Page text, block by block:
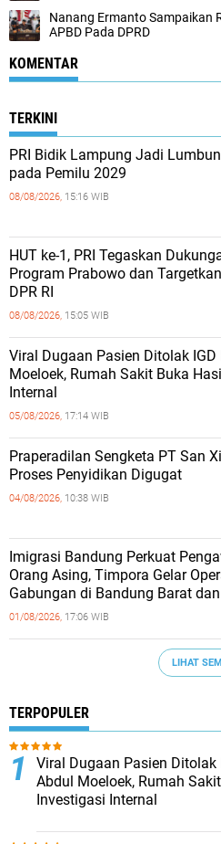
Nanang Ermanto Sampaikan
APBD Pada DPRD
KOMENTAR
TERKINI
PRI Bidik Lampung Jadi
pada Pemilu 2029
08/08/2026, 15:16 WIB
HUT ke-1, PRI Tegaskan
Program Prabowo dan
DPR RI
08/08/2026, 15:05 WIB
Viral Dugaan Pasien Ditolak IGD
Moeloek, Rumah Sakit Buka
Internal
05/08/2026, 17:14 WIB
Praperadilan Sengketa PT San
Proses Penyidikan Digugat
04/08/2026, 10:38 WIB
Imigrasi Bandung Perkuat
Orang Asing, Timpora Gelar
Gabungan di Bandung Barat
01/08/2026, 17:06 WIB
LIHAT
TERPOPULER
Viral Dugaan Pasien Ditolak
Abdul Moeloek, Rumah
Investigasi Internal